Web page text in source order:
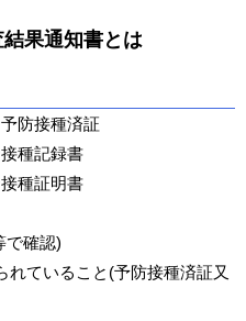
果通知書とは
防接種済証
種記録書
種証明書
で確認)
れていること(予防接種済証又